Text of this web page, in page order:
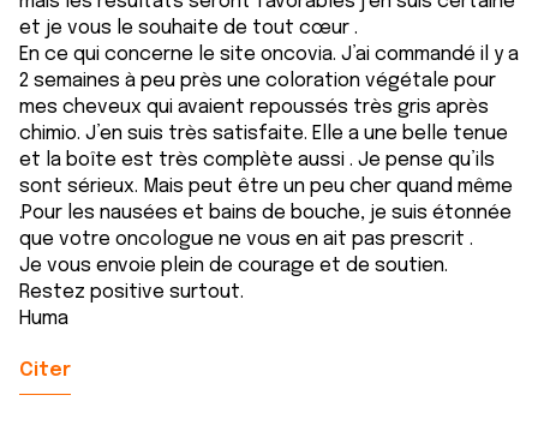
et je vous le souhaite de tout cœur .
En ce qui concerne le site oncovia. J’ai commandé il y a
2 semaines à peu près une coloration végétale pour
mes cheveux qui avaient repoussés très gris après
chimio. J’en suis très satisfaite. Elle a une belle tenue
et la boîte est très complète aussi . Je pense qu’ils
sont sérieux. Mais peut être un peu cher quand même
.Pour les nausées et bains de bouche, je suis étonnée
que votre oncologue ne vous en ait pas prescrit .
Je vous envoie plein de courage et de soutien.
Restez positive surtout.
Huma
Citer